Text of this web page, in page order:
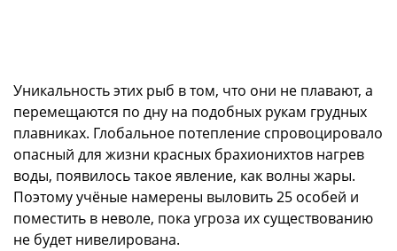
Уникальность этих рыб в том, что они не плавают, а
перемещаются по дну на подобных рукам грудных
плавниках. Глобальное потепление спровоцировало
опасный для жизни красных брахионихтов нагрев
воды, появилось такое явление, как волны жары.
Поэтому учёные намерены выловить 25 особей и
поместить в неволе, пока угроза их существованию
не будет нивелирована.